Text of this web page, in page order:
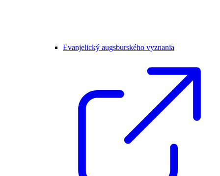
Evanjelický augsburského vyznania